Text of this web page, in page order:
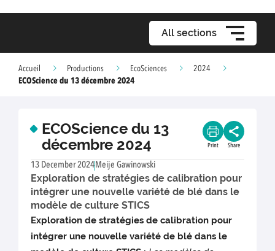
All sections
Accueil Productions EcoSciences
2024
ECOScience du 13 décembre 2024
ECOScience du 13
décembre 2024
Print Share
13 December 2024Meije Gawinowski
Exploration de stratégies de calibration pour
intégrer une nouvelle variété de blé dans le
modèle de culture STICS
Exploration de stratégies de calibration pour
intégrer une nouvelle variété de blé dans le